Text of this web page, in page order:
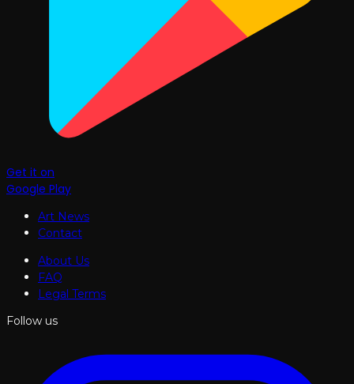
Get it on
Google Play
Art News
Contact
About Us
FAQ
Legal Terms
Follow us